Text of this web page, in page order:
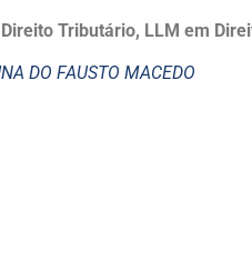
Tributário, LLM em
DO FAUSTO MACEDO